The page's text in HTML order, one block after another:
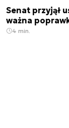
Senat przyjął
ważna
4 min.